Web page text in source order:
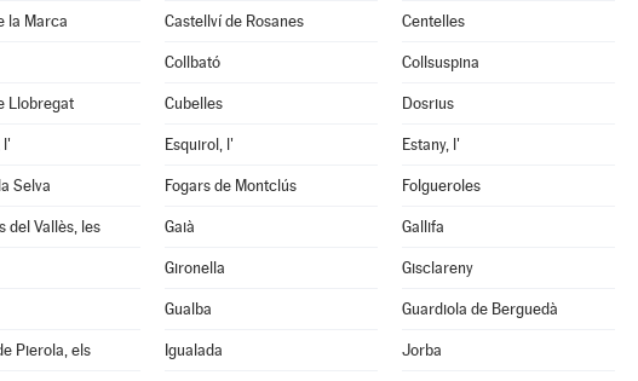
la Marca Castellví de Rosanes Centelles
Collbató Collsuspina
Llobregat Cubelles Dosrius
l' Esquirol, l' Estany, l'
Selva Fogars de Montclús Folgueroles
del Vallès, les Gaià Gallifa
Gironella Gisclareny
Gualba Guardiola de Berguedà
Pierola, els Igualada Jorba